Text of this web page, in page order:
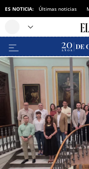
ES NOTICIA: Últimas noticias